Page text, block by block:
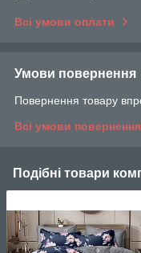
Всі умови оплати
Умови повернення
Повернення товару
Всі умови повернення
Подібні товари